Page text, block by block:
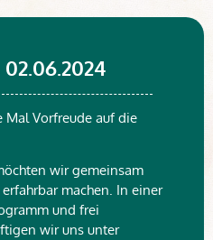
02.06.2024
Vorfreude auf die
wir gemeinsam
machen. In einer
und frei
wir uns unter